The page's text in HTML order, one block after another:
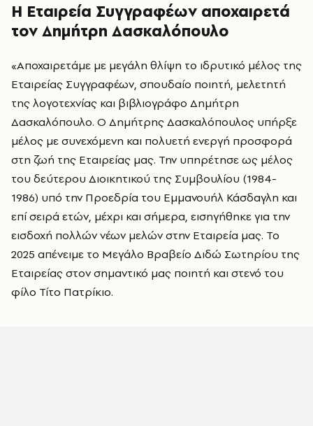
Η Εταιρεία Συγγραφέων αποχαιρετά
τον Δημήτρη Δασκαλόπουλο
«Αποχαιρετάμε με μεγάλη θλίψη το ιδρυτικό μέλος της
Εταιρείας Συγγραφέων, σπουδαίο ποιητή, μελετητή
της λογοτεχνίας και βιβλιογράφο Δημήτρη
Δασκαλόπουλο. Ο Δημήτρης Δασκαλόπουλος υπήρξε
μέλος με συνεχόμενη και πολυετή ενεργή προσφορά
στη ζωή της Εταιρείας μας. Την υπηρέτησε ως μέλος
του δεύτερου Διοικητικού της Συμβουλίου (1984-
1986) υπό την Προεδρία του Εμμανουήλ Κάσδαγλη και
επί σειρά ετών, μέχρι και σήμερα, εισηγήθηκε για την
εισδοχή πολλών νέων μελών στην Εταιρεία μας. Το
2025 απένειμε το Μεγάλο Βραβείο Διδώ Σωτηρίου της
Εταιρείας στον σημαντικό μας ποιητή και στενό του
φίλο Τίτο Πατρίκιο.